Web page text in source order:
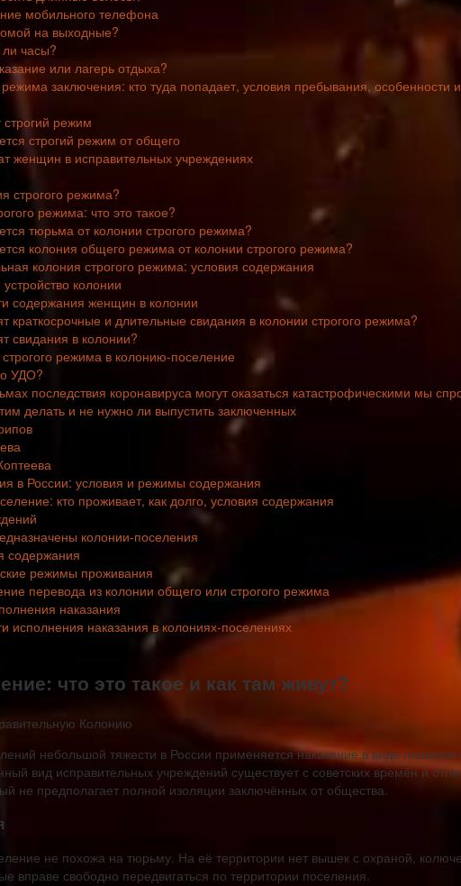
мобильного телефона
на выходные?
часы?
или лагерь отдыха?
режима заключения: кто туда попадает, условия пребывания, особенности и
режим
строгий режим от общего
женщин в исправительных учреждениях
строгого режима?
режима: что это такое?
тюрьма от колонии строгого режима?
колония общего режима от колонии строгого режима?
колония строгого режима: условия содержания
колонии
содержания женщин в колонии
краткосрочные и длительные свидания в колонии строгого режима?
свидания в колонии?
режима в колонию-поселение
УДО?
последствия коронавируса могут оказаться катастрофическими мы
делать и не нужно ли выпустить заключенных
в России: условия и режимы содержания
кто проживает, как долго, условия содержания
колонии-поселения
содержания
режимы проживания
перевода из колонии общего или строгого режима
наказания
исполнения наказания в колониях-поселениях
что это такое и как там живут?
небольшой тяжести в России применяется наказание в виде
вид исправительных учреждений существует с советских времён и
не предполагает полной изоляции заключённых от общества.
не похожа на тюрьму. На её территории нет вышек с охраной,
вправе свободно передвигаться по территории поселения.